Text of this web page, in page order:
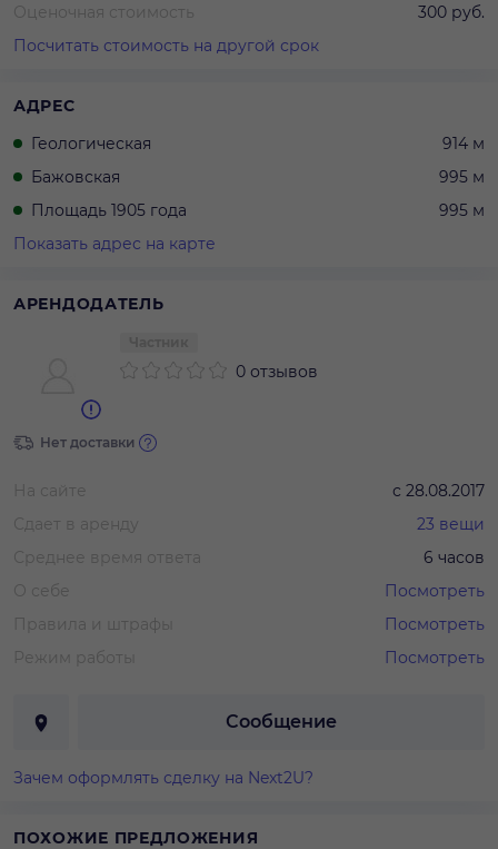
Оценочная стоимость
300 руб.
Посчитать стоимость на другой срок
АДРЕС
Геологическая
914 м
Бажовская
995 м
Площадь 1905 года
995 м
Показать адрес на карте
АРЕНДОДАТЕЛЬ
0 отзывов
Нет доставки
На сайте с 28.08.2017
Сдает в аренду
23 вещи
Среднее время ответа
6 часов
О себе
Посмотреть
Правила и штрафы
Посмотреть
Режим работы
Посмотреть
Сообщение
Зачем оформлять сделку на Next2U?
ПОХОЖИЕ ПРЕДЛОЖЕНИЯ